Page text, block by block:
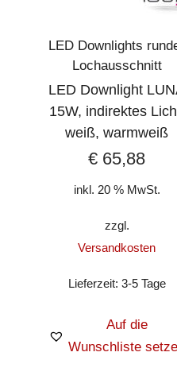
LED Downlights
Lochausschnitt
LED Downlight
15W, indirektes
weiß, warmweiß
€ 65,88
inkl. 20 % MwSt.
zzgl.
Versandkosten
Lieferzeit: 3-5 Tage
Auf die
Wunschliste